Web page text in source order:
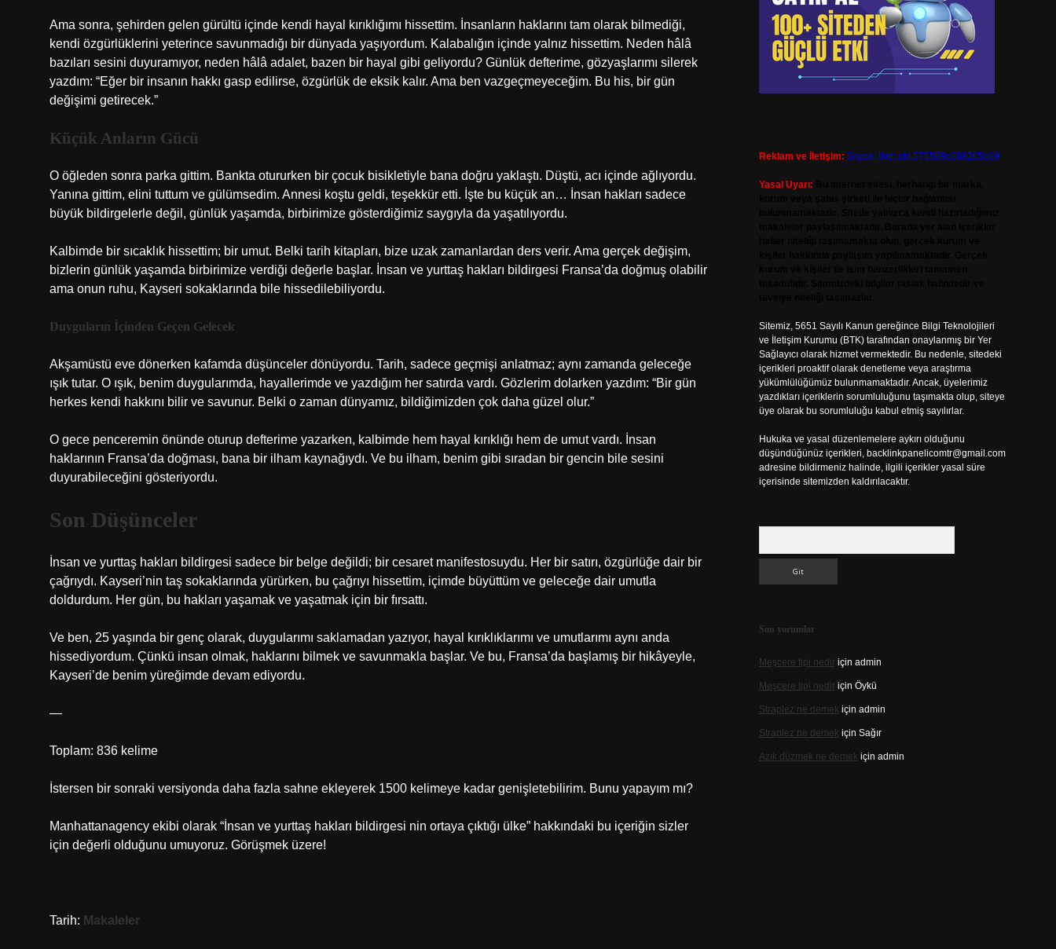
Ama sonra, şehirden gelen gürültü içinde kendi hayal kırıklığımı hissettim. İnsanların haklarını tam olarak bilmediği,
kendi özgürlüklerini yeterince savunmadığı bir dünyada yaşıyordum. Kalabalığın içinde yalnız hissettim. Neden hâlâ
bazıları sesini duyuramıyor, neden hâlâ adalet, bazen bir hayal gibi geliyordu? Günlük defterime, gözyaşlarımı silerek
yazdım: “Eğer bir insanın hakkı gasp edilirse, özgürlük de eksik kalır. Ama ben vazgeçmeyeceğim. Bu his, bir gün
değişimi getirecek.”
Küçük Anların Gücü
O öğleden sonra parka gittim. Bankta otururken bir çocuk bisikletiyle bana doğru yaklaştı. Düştü, acı içinde ağlıyordu.
Yanına gittim, elini tuttum ve gülümsedim. Annesi koştu geldi, teşekkür etti. İşte bu küçük an… İnsan hakları sadece
büyük bildirgelerle değil, günlük yaşamda, birbirimize gösterdiğimiz saygıyla da yaşatılıyordu.
Kalbimde bir sıcaklık hissettim; bir umut. Belki tarih kitapları, bize uzak zamanlardan ders verir. Ama gerçek değişim,
bizlerin günlük yaşamda birbirimize verdiği değerle başlar. İnsan ve yurttaş hakları bildirgesi Fransa’da doğmuş olabilir
ama onun ruhu, Kayseri sokaklarında bile hissedilebiliyordu.
Duyguların İçinden Geçen Gelecek
Akşamüstü eve dönerken kafamda düşünceler dönüyordu. Tarih, sadece geçmişi anlatmaz; aynı zamanda geleceğe
ışık tutar. O ışık, benim duygularımda, hayallerimde ve yazdığım her satırda vardı. Gözlerim dolarken yazdım: “Bir gün
herkes kendi hakkını bilir ve savunur. Belki o zaman dünyamız, bildiğimizden çok daha güzel olur.”
O gece penceremin önünde oturup defterime yazarken, kalbimde hem hayal kırıklığı hem de umut vardı. İnsan
haklarının Fransa’da doğması, bana bir ilham kaynağıydı. Ve bu ilham, benim gibi sıradan bir gencin bile sesini
duyurabileceğini gösteriyordu.
Son Düşünceler
İnsan ve yurttaş hakları bildirgesi sadece bir belge değildi; bir cesaret manifestosuydu. Her bir satırı, özgürlüğe dair bir
çağrıydı. Kayseri’nin taş sokaklarında yürürken, bu çağrıyı hissettim, içimde büyüttüm ve geleceğe dair umutla
doldurdum. Her gün, bu hakları yaşamak ve yaşatmak için bir fırsattı.
Ve ben, 25 yaşında bir genç olarak, duygularımı saklamadan yazıyor, hayal kırıklıklarımı ve umutlarımı aynı anda
hissediyordum. Çünkü insan olmak, haklarını bilmek ve savunmakla başlar. Ve bu, Fransa’da başlamış bir hikâyeyle,
Kayseri’de benim yüreğimde devam ediyordu.
—
Toplam: 836 kelime
İstersen bir sonraki versiyonda daha fazla sahne ekleyerek 1500 kelimeye kadar genişletebilirim. Bunu yapayım mı?
Manhattanagency ekibi olarak “İnsan ve yurttaş hakları bildirgesi nin ortaya çıktığı ülke” hakkındaki bu içeriğin sizler
için değerli olduğunu umuyoruz. Görüşmek üzere!
Tarih: Makaleler
Reklam ve İletişim: Skype: live:.cid.575569c608265c69
Yasal Uyarı:
Sitemiz, 5651 Sayılı Kanun gereğince Bilgi Teknolojileri
ve İletişim Kurumu (BTK) tarafından onaylanmış bir Yer
Sağlayıcı olarak hizmet vermektedir. Bu nedenle, sitedeki
içerikleri proaktif olarak denetleme veya araştırma
yükümlülüğümüz bulunmamaktadır. Ancak, üyelerimiz
yazdıkları içeriklerin sorumluluğunu taşımakta olup, siteye
üye olarak bu sorumluluğu kabul etmiş sayılırlar.
Hukuka ve yasal düzenlemelere aykırı olduğunu
düşündüğünüz içerikleri, backlinkpanelicomtr@gmail.com
adresine bildirmeniz halinde, ilgili içerikler yasal süre
içerisinde sitemizden kaldırılacaktır.
Son yorumlar
Meşcere tipi nediriçin admin
Meşcere tipi nediriçin Öykü
Straplez ne demek için admin
Straplez ne demek için Sağır
Azık düzmek ne demek için admin